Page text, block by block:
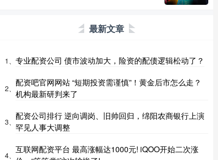
最新文章
1、 专业配资公司 债市波动加大，险资的配债逻辑松动了？
2、
配资吧官网网站 “短期投资需谨慎”！黄金后市怎么走？
机构最新研判来了
3、
配资公司排行 逆向调岗、旧帅回归，绵阳农商银行上演
罕见人事大调整
4、
互联网配资平台 最高涨幅达1000元! iQOO开始二次涨